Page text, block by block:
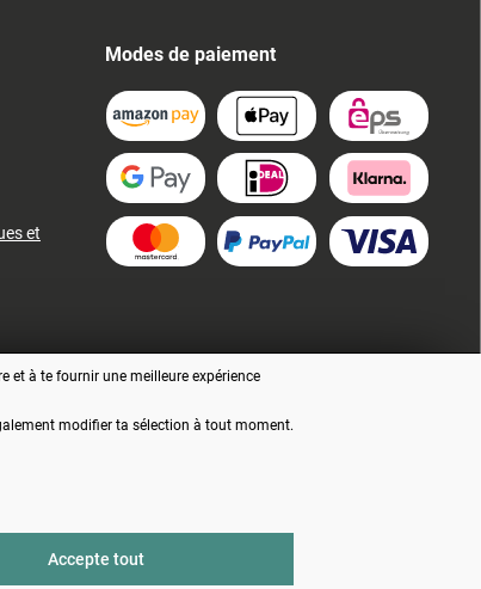
et
Modes de paiement
et à te fournir une meilleure expérience
modifier ta sélection à tout moment.
Accepte tout